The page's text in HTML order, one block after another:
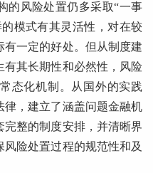
的风险处置仍多采取“一事
模式有其灵活性，对在较
一定的好处。但从制度建
其长期性和必然性，风险
态化机制。从国外的实践
，建立了涵盖问题金融机
整的制度安排，并清晰界
险处置过程的规范性和及